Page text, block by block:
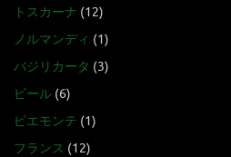
トスカーナ (12)
ノルマンディ (1)
バジリカータ (3)
ビール (6)
ピエモンテ (1)
フランス (12)